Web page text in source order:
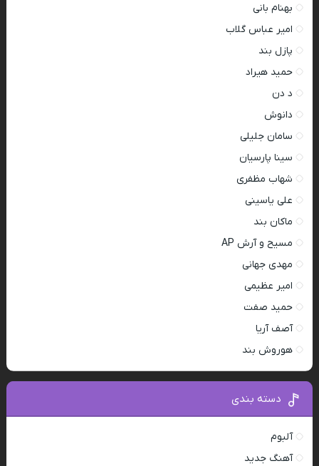
بهنام بانی
امیر عباس گلاب
پازل بند
حمید هیراد
د دن
دانوش
سامان جلیلی
سینا پارسیان
شهاب مظفری
علی یاسینی
ماکان بند
مسیح و آرش AP
مهدی جهانی
امیر عظیمی
حمید صفت
آصف آریا
هوروش بند
دسته بندی
آلبوم
آهنگ جدید